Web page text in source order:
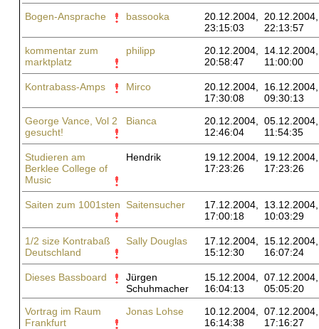
Bogen-Ansprache
bassooka
20.12.2004,
23:15:03
20.12.2004,
22:13:57
kommentar zum
marktplatz
philipp
20.12.2004,
20:58:47
14.12.2004,
11:00:00
Kontrabass-Amps Mirco
20.12.2004,
17:30:08
16.12.2004,
09:30:13
George Vance, Vol 2
gesucht!
Bianca
20.12.2004,
12:46:04
05.12.2004,
11:54:35
Studieren am
Berklee College of
Music
Hendrik
19.12.2004,
17:23:26
19.12.2004,
17:23:26
Saiten zum 1001sten Saitensucher
17.12.2004,
17:00:18
13.12.2004,
10:03:29
1/2 size Kontrabaß
Deutschland
Sally Douglas
17.12.2004,
15:12:30
15.12.2004,
16:07:24
Dieses Bassboard
Jürgen
Schuhmacher
15.12.2004,
16:04:13
07.12.2004,
05:05:20
Vortrag im Raum
Frankfurt
Jonas Lohse
10.12.2004,
16:14:38
07.12.2004,
17:16:27